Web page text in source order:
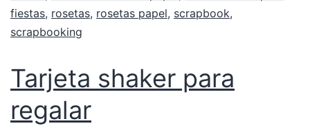
fiestas, rosetas, rosetas papel, scrapbook,
scrapbooking
Tarjeta shaker para
regalar